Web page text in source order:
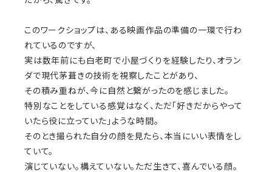
このワークショップは、ある映画作品の準備の一環で行わ
れているのですが、
実は数年前にも白老町で小屋づくりを経験したり、オラン
ダで現代茅葺きの技術を視察したことがあり、
その積み重ねが、今に自然と繋がったのを感じました。
特別なことをしている感覚はなく、ただ「好きだからやって
いたら役に立っていた」ような時間。
そのとき撮られた自分の顔を見たら、本当にいい表情をし
ていて。
演じていない。構えていない。ただ生きて、喜んでいる顔。